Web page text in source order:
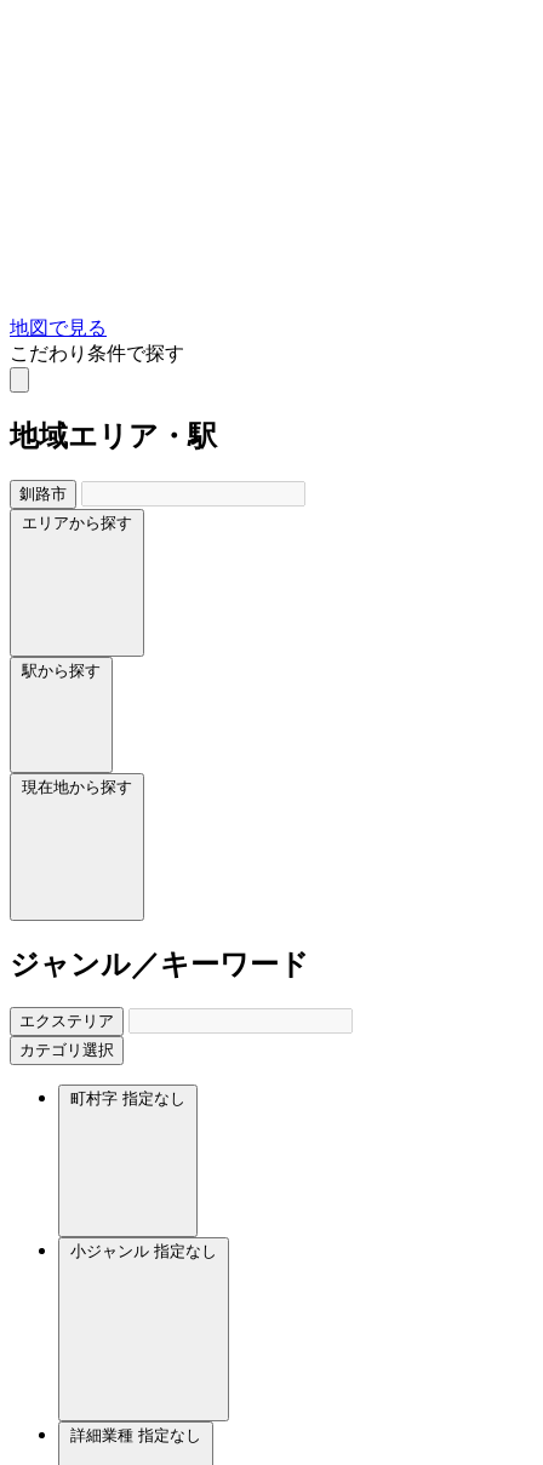
地図で見る
こだわり条件で探す
地域エリア・駅
釧路市
エリアから探す
駅から探す
現在地から探す
ジャンル／キーワード
エクステリア
カテゴリ選択
町村字 指定なし
小ジャンル 指定なし
詳細業種 指定なし